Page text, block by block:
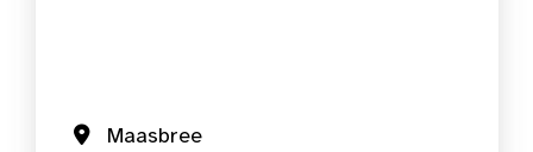
Maasbree